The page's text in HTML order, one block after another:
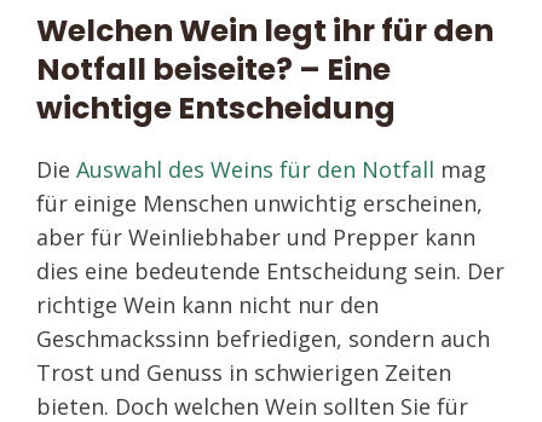
Welchen Wein legt ihr für den
Notfall beiseite? – Eine
wichtige Entscheidung
Die Auswahl des Weins für den Notfall mag
für einige Menschen unwichtig erscheinen,
aber für Weinliebhaber und Prepper kann
dies eine bedeutende Entscheidung sein. Der
richtige Wein kann nicht nur den
Geschmackssinn befriedigen, sondern auch
Trost und Genuss in schwierigen Zeiten
bieten. Doch welchen Wein sollten Sie für